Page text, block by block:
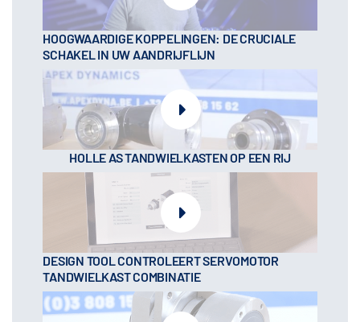
HOOGWAARDIGE KOPPELINGEN: DE CRUCIALE
SCHAKEL IN UW AANDRIJFLIJN
HOLLE AS TANDWIELKASTEN OP EEN RIJ
DESIGN TOOL CONTROLEERT SERVOMOTOR
TANDWIELKAST COMBINATIE